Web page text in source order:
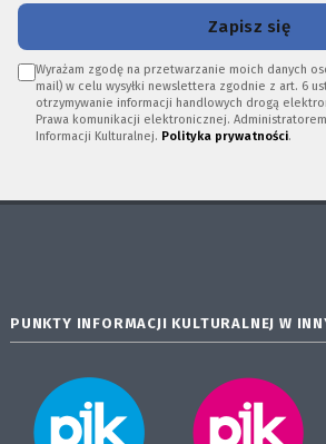
Zapisz się
Wyrażam zgodę na przetwarzanie moich danych
mail) w celu wysyłki newslettera zgodnie z art. 6
otrzymywanie informacji handlowych drogą
Prawa komunikacji elektronicznej.
Informacji Kulturalnej. Polityka prywatności.
PUNKTY INFORMACJI KULTURALNEJ W